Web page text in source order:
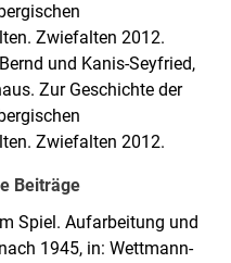
Zwiefalten 2012.
und Kanis-Seyfried,
Zur Geschichte der
Zwiefalten 2012.
Beiträge
Spiel. Aufarbeitung und
1945, in: Wettmann-